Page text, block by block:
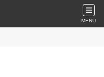
MENU